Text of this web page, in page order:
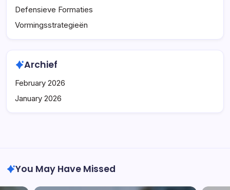
Defensieve Formaties
Vormingsstrategieën
Archief
February 2026
January 2026
You May Have Missed